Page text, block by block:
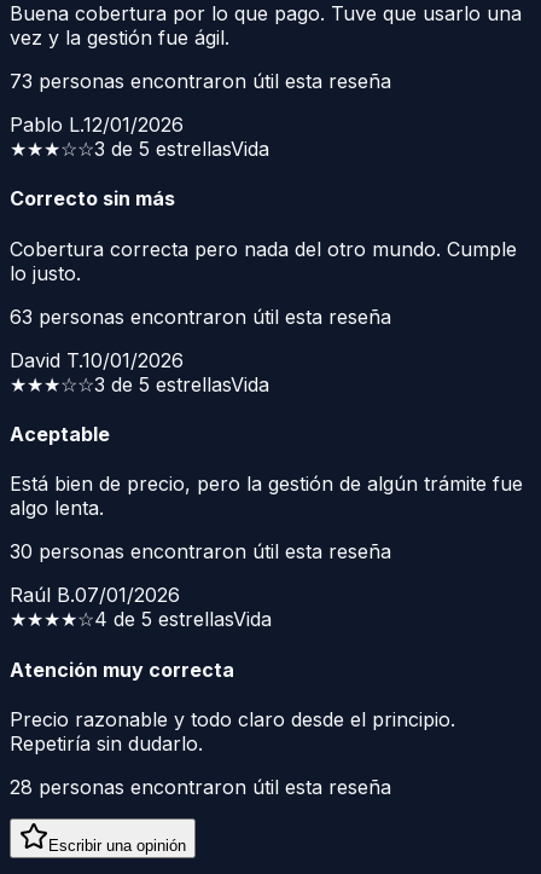
Buena cobertura por lo que pago. Tuve que usarlo una
vez y la gestión fue ágil.
73 personas encontraron útil esta reseña
Pablo L.12/01/2026
★★★☆☆3 de 5 estrellasVida
Correcto sin más
Cobertura correcta pero nada del otro mundo. Cumple
lo justo.
63 personas encontraron útil esta reseña
David T.10/01/2026
★★★☆☆3 de 5 estrellasVida
Aceptable
Está bien de precio, pero la gestión de algún trámite fue
algo lenta.
30 personas encontraron útil esta reseña
Raúl B.07/01/2026
★★★★☆4 de 5 estrellasVida
Atención muy correcta
Precio razonable y todo claro desde el principio.
Repetiría sin dudarlo.
28 personas encontraron útil esta reseña
Escribir una opinión